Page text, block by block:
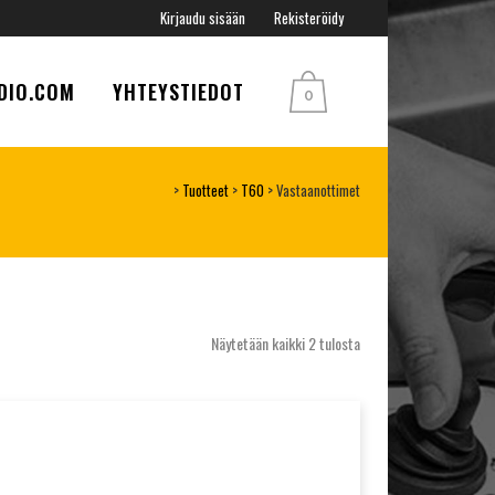
Kirjaudu sisään Rekisteröidy
0
YHTEYSTIEDOT
> Tuotteet > T60 >Vastaanottimet
Näytetään kaikki 2 tulosta